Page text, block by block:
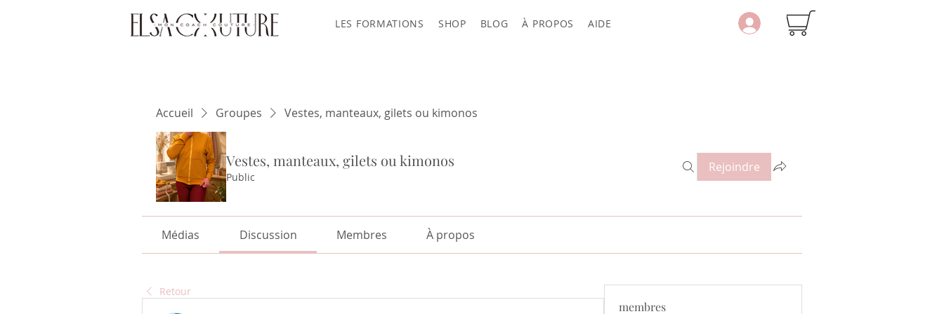
LES FORMATIONS SHOP BLOG À PROPOS AIDE
Accueil Groupes Vestes, manteaux, gilets ou kimonos
Vestes, manteaux, gilets ou kimonos
Public
Rejoindre
Médias Discussion Membres À propos
Retour
membres